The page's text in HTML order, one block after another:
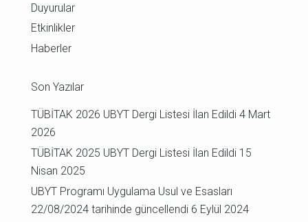
Duyurular
Etkinlikler
Haberler
Son Yazılar
TÜBİTAK 2026 UBYT Dergi Listesi İlan Edildi 4 Mart
2026
TÜBİTAK 2025 UBYT Dergi Listesi İlan Edildi 15
Nisan 2025
UBYT Programı Uygulama Usul ve Esasları
22/08/2024 tarihinde güncellendi 6 Eylül 2024